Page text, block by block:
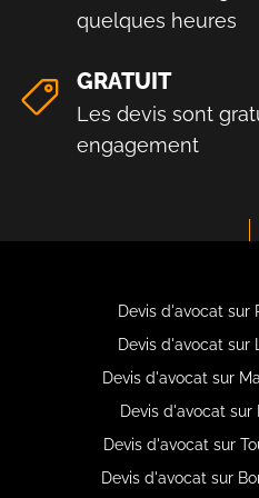
quelques heures
GRATUIT
Les devis sont
engagement
Devis d'avocat sur
Devis d'avocat sur
Devis d'avocat sur
Devis d'avocat
Devis d'avocat sur
Devis d'avocat sur